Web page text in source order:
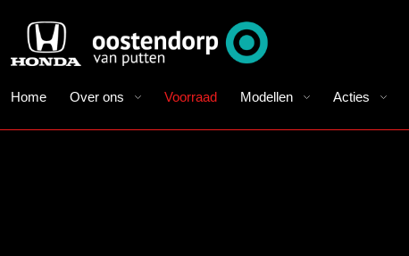
Home Over ons Voorraad Modellen Acties